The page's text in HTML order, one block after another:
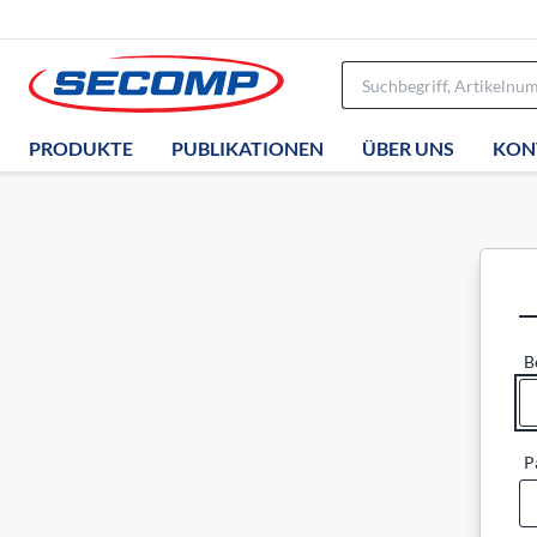
PRODUKTE PUBLIKATIONEN ÜBER UNS